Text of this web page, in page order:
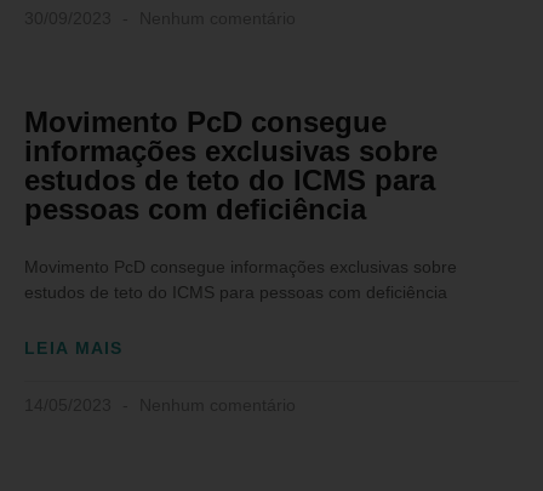
Movimento PcD consegue
informações exclusivas sobre
estudos de teto do ICMS para
pessoas com deficiência
Movimento PcD consegue informações exclusivas sobre
estudos de teto do ICMS para pessoas com deficiência
LEIA MAIS